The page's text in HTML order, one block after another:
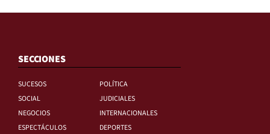
SECCIONES
SUCESOS
POLÍTICA
SOCIAL
JUDICIALES
NEGOCIOS
INTERNACIONALES
ESPECTÁCULOS
DEPORTES